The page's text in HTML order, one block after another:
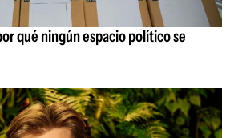
qué ningún espacio político se